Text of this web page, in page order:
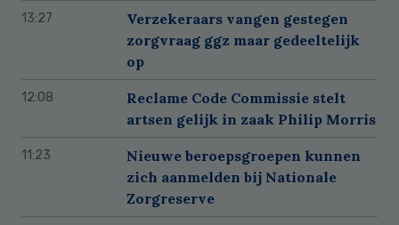
13:27
Verzekeraars vangen gestegen
zorgvraag ggz maar gedeeltelijk
op
12:08
Reclame Code Commissie stelt
artsen gelijk in zaak Philip Morris
11:23
Nieuwe beroepsgroepen kunnen
zich aanmelden bij Nationale
Zorgreserve